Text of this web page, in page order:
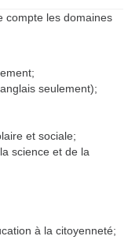
compte les domaines
seulement);
et sociale;
science et de la
à la citoyenneté;